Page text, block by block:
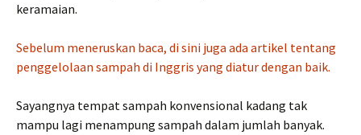
keramaian.
Sebelum meneruskan baca, di sini juga ada artikel tentang
penggelolaan sampah di Inggris yang diatur dengan baik.
Sayangnya tempat sampah konvensional kadang tak
mampu lagi menampung sampah dalam jumlah banyak.